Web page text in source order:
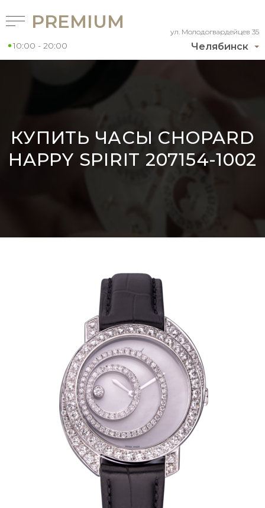
Челябинск
ул. Молодогвардейцев 35
PREMIUM
10:00 - 20:00
КУПИТЬ ЧАСЫ CHOPARD
HAPPY SPIRIT 207154-1002